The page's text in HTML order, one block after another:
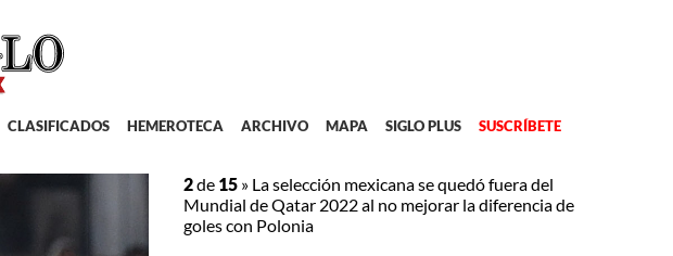
CLASIFICADOS HEMEROTECA ARCHIVO MAPA SIGLO PLUS SUSCRÍBETE
2de 15 » La selección mexicana se quedó fuera del
Mundial de Qatar 2022 al no mejorar la diferencia de
goles con Polonia